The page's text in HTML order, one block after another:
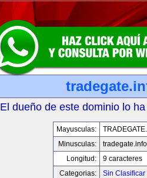
El dueño de este dominio lo
Mayusculas:
Minusculas:
tradegate.info
Longitud:
9 caracteres
Categorias:
Sin Clasificar